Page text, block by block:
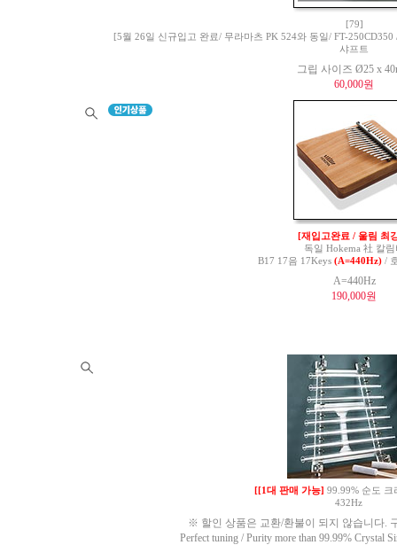
[79]
[5월 26일 신규입고 완료/ 무라마츠 PK 524와 동일/ FT-
샤프트
그립 사이즈 Ø25 x
60,000원
[재입고완료 / 울림 최
독일 Hokema 社 칼림
B17 17음 17Keys (A=440Hz)/
A=440Hz
190,000원
[[1대 판매 가능] 99.99% 순도 크
432Hz
※ 할인 상품은 교환/환불이 되지 않습니다.
Perfect tuning / Purity more than 99.99% Crystal